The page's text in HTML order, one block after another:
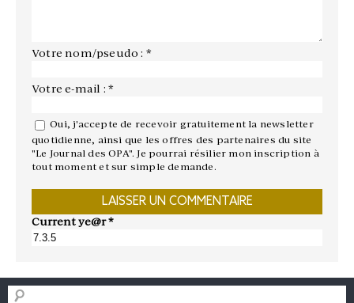
Votre nom/pseudo : *
Votre e-mail : *
Oui, j'accepte de recevoir gratuitement la newsletter
quotidienne, ainsi que les offres des partenaires du site
"Le Journal des OPA". Je pourrai résilier mon inscription à
tout moment et sur simple demande.
Current ye@r*